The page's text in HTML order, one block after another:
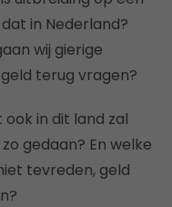
in Nederland?
wij gierige
terug vragen?
in dit land zal
gedaan? En welke
tevreden, geld